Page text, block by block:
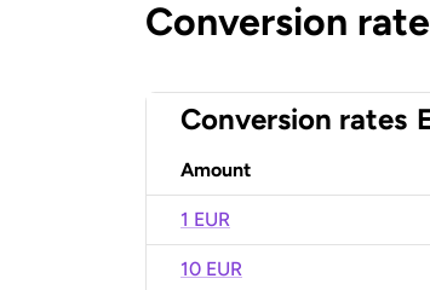
Conversion
Conversion rates
Amount
1 EUR
10 EUR